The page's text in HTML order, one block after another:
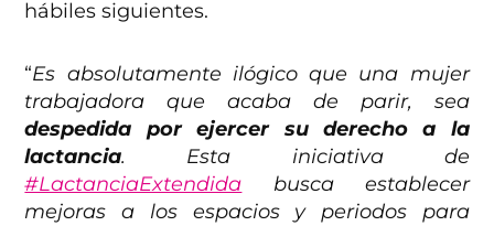
hábiles siguientes.
“Es absolutamente ilógico que una mujer
trabajadora que acaba de parir, sea
despedida por ejercer su derecho a la
lactancia. Esta iniciativa de
#LactanciaExtendida busca establecer
mejoras a los espacios y periodos para